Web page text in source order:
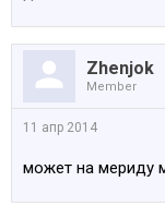
Zhenjok
Member
11 апр 2014
может на мериду